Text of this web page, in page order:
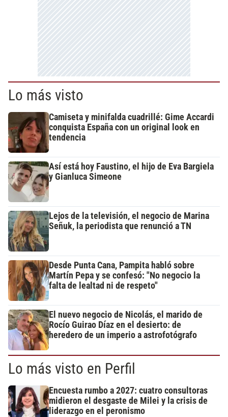
Lo más visto
Camiseta y minifalda cuadrillé: Gime Accardi
conquista España con un original look en
tendencia
Así está hoy Faustino, el hijo de Eva Bargiela
y Gianluca Simeone
Lejos de la televisión, el negocio de Marina
Señuk, la periodista que renunció a TN
Desde Punta Cana, Pampita habló sobre
Martín Pepa y se confesó: "No negocio la
falta de lealtad ni de respeto"
El nuevo negocio de Nicolás, el marido de
Rocío Guirao Díaz en el desierto: de
heredero de un imperio a astrofotógrafo
Lo más visto en Perfil
Encuesta rumbo a 2027: cuatro consultoras
midieron el desgaste de Milei y la crisis de
liderazgo en el peronismo